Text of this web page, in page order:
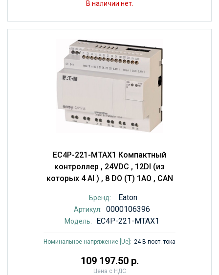
В наличии нет.
EC4P-221-MTAX1 Компактный
контроллер , 24VDC , 12DI (из
которых 4 AI ) , 8 DO (T) 1AO , CAN
Бренд: Eaton
Артикул: 0000106396
Модель: EC4P-221-MTAX1
Номинальное напряжение [Ue]: 24 В пост. тока
109 197.50 р.
Цена с НДС